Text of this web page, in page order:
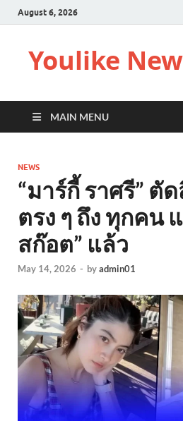
August 6, 2026
Youlike
MAIN MENU
NEWS
“มาร์กี้ ราศรี” ตั
ตรง ๆ ถึง ทุกคน
สก๊อต” แล้ว
May 14, 2026 - byadmin01